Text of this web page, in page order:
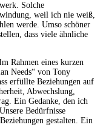
Solche
weil ich nie weiß,
werde. Umso schöner
dass viele ähnliche
Rahmen eines kurzen
Needs“ von Tony
erfüllte Beziehungen auf
Abwechslung,
Ein Gedanke, den ich
Bedürfnisse
gestalten. Ein